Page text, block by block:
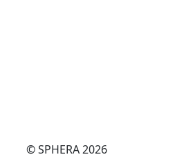
© SPHERA 2026